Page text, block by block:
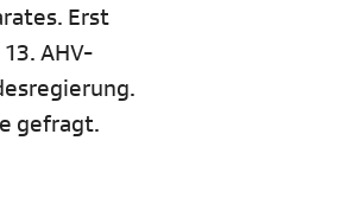
Erst
AHV-
gefragt.